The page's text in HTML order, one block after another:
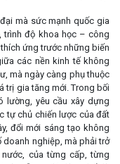
mà sức mạnh quốc gia
trình độ khoa học – công
ứng trước những biến
các nền kinh tế không
mà ngày càng phụ thuộc
trị gia tăng mới. Trong bối
lường, yêu cầu xây dựng
tự chủ chiến lược của đất
đổi mới sáng tạo không
doanh nghiệp, mà phải trở
của từng cấp, từng